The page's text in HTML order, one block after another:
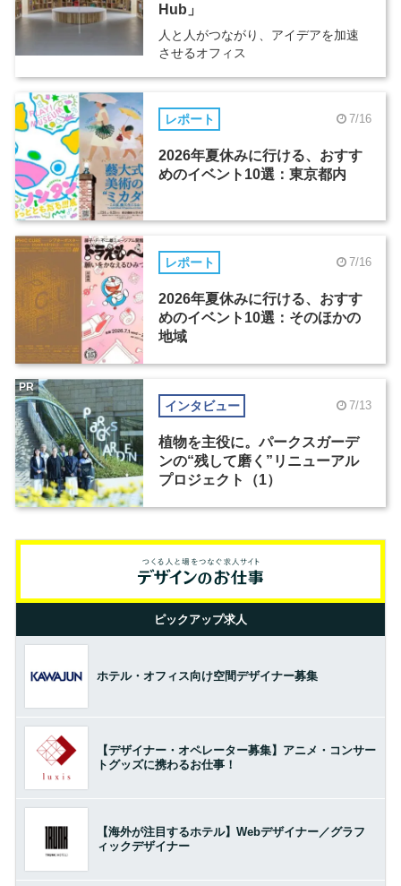
Hub」
人と人がつながり、アイデアを加速
させるオフィス
レポート 7/16
2026年夏休みに行ける、おすす
めのイベント10選：東京都内
レポート 7/16
2026年夏休みに行ける、おすす
めのイベント10選：そのほかの
地域
インタビュー 7/13
植物を主役に。パークスガーデ
ンの“残して磨く”リニューアル
プロジェクト（1）
PR
ピックアップ求人
ホテル・オフィス向け空間デザイナー募集
【デザイナー・オペレーター募集】アニメ・コンサー
トグッズに携わるお仕事！
【海外が注目するホテル】Webデザイナー／グラフ
ィックデザイナー